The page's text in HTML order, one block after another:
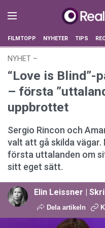
FILMTOPP NYHETER TIPS
NYHET –
“Love is Blind”-
– första
uppbrottet
Sergio Rincon och
valt att gå skilda
första uttalanden om
sitt eget sätt.
Elin Leissner |
Dela artikeln